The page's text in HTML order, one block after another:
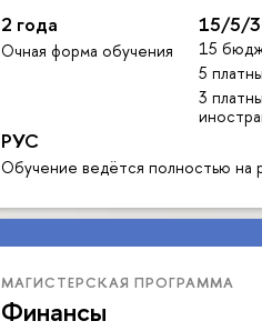
2 года
Очная форма обучения
15/5/3
15
5
3
РУС
Обучение ведётся полностью на
МАГИСТЕРСКАЯ ПРОГРАММА
Финансы